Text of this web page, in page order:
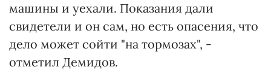
машины и уехали. Показания дали
свидетели и он сам, но есть опасения, что
дело может сойти "на тормозах", -
отметил Демидов.